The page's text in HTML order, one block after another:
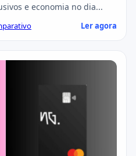
e economia no dia...
Ler agora